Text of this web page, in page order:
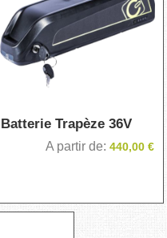
Batterie Trapèze 36V
A partir de 440,00 €